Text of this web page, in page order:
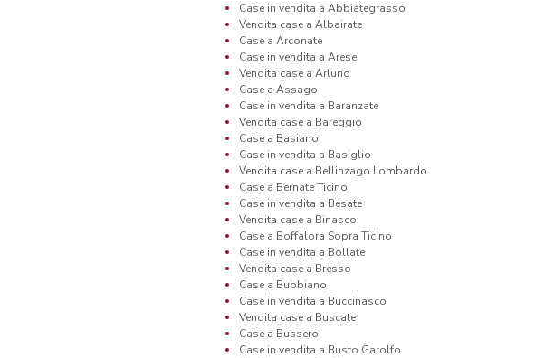
Case in vendita a Abbiategrasso
Vendita case a Albairate
Case a Arconate
Case in vendita a Arese
Vendita case a Arluno
Case a Assago
Case in vendita a Baranzate
Vendita case a Bareggio
Case a Basiano
Case in vendita a Basiglio
Vendita case a Bellinzago Lombardo
Case a Bernate Ticino
Case in vendita a Besate
Vendita case a Binasco
Case a Boffalora Sopra Ticino
Case in vendita a Bollate
Vendita case a Bresso
Case a Bubbiano
Case in vendita a Buccinasco
Vendita case a Buscate
Case a Bussero
Case in vendita a Busto Garolfo